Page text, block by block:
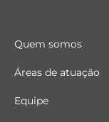
Quem somos
Áreas de atuação
Equipe